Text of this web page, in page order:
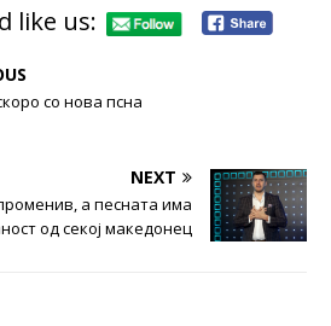
like us:
со нова псна
NEXT
а песната има
од секој македонец